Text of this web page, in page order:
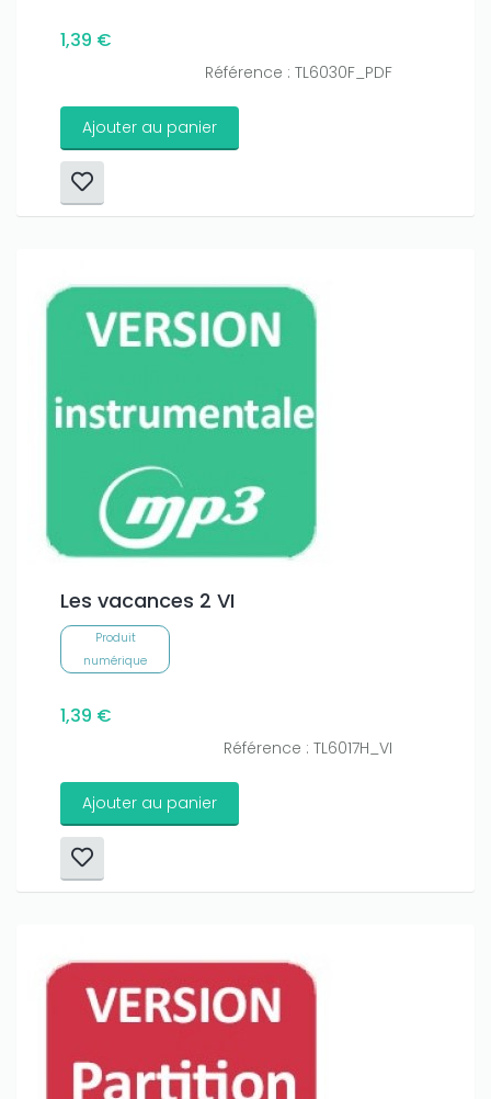
1,39 €
Référence : TL6030F_PDF
Ajouter au panier
Les vacances 2 VI
Produit
numérique
1,39 €
Référence : TL6017H_VI
Ajouter au panier